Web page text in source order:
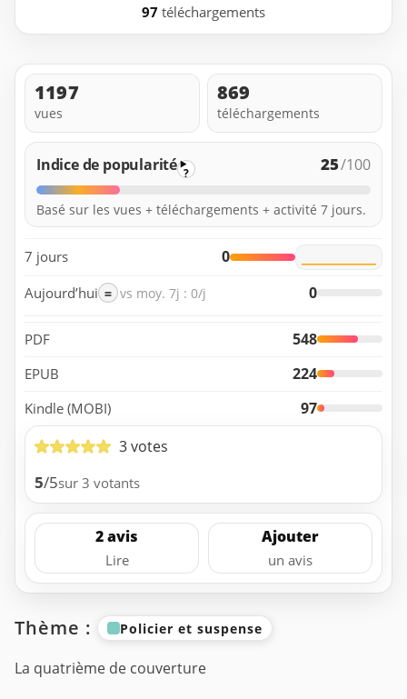
97 téléchargements
1197
vues
869
téléchargements
Indice de popularité ? 25/100
Basé sur les vues + téléchargements + activité 7 jours.
7 jours 0
Aujourd’hui = vs moy. 7j : 0/j 0
PDF 548
EPUB 224
Kindle (MOBI)
97
3 votes
5/5sur 3 votants
2 avis
Lire
Ajouter
un avis
Thème : Policier et suspense
La quatrième de couverture